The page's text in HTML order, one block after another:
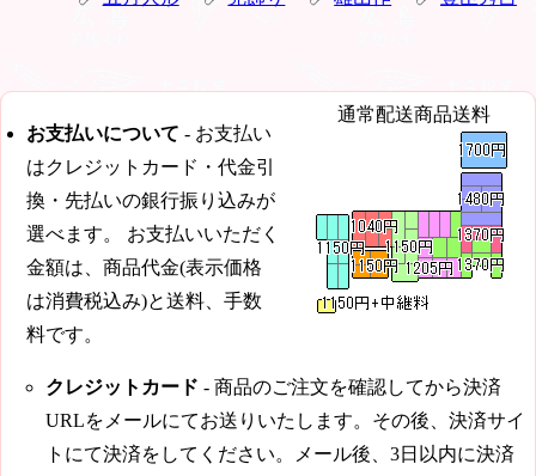
通常配送商品送料
お支払いについて - お支払い
はクレジットカード・代金引
換・先払いの銀行振り込みが
選べます。 お支払いいただく
金額は、商品代金(表示価格
は消費税込み)と送料、手数
料です。
クレジットカード - 商品のご注文を確認してから決済
URLをメールにてお送りいたします。その後、決済サイ
トにて決済をしてください。メール後、3日以内に決済